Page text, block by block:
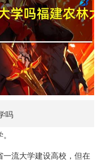
吗
流大学建设高校，但在